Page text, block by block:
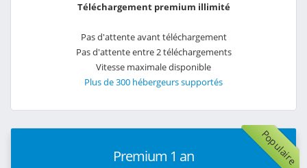
Téléchargement premium illimité
Pas d'attente avant téléchargement
Pas d'attente entre 2 téléchargements
Vitesse maximale disponible
Plus de 300 hébergeurs supportés
Populaire
Premium 1 an